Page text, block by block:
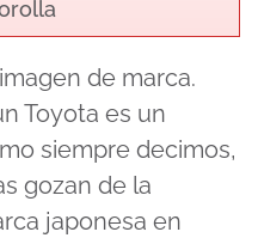
de marca.
Toyota es un
siempre decimos,
gozan de la
japonesa en